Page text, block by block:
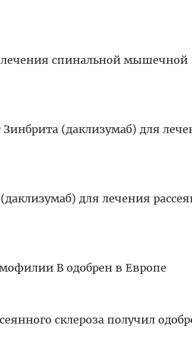
лечения спинальной мышечной
(даклизумаб) для
для лечения
В одобрен в Европе
склероза получил